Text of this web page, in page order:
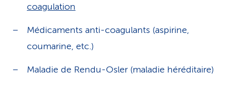
coagulation
Médicaments anti-coagulants (aspirine,
coumarine, etc.)
Maladie de Rendu-Osler (maladie héréditaire)